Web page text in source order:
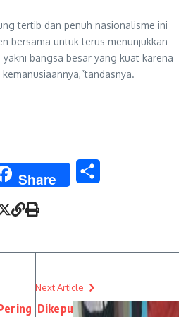
tertib dan penuh nasionalisme ini
bersama untuk terus menunjukkan
bangsa besar yang kuat karena
Share
Next Article
Dikepu